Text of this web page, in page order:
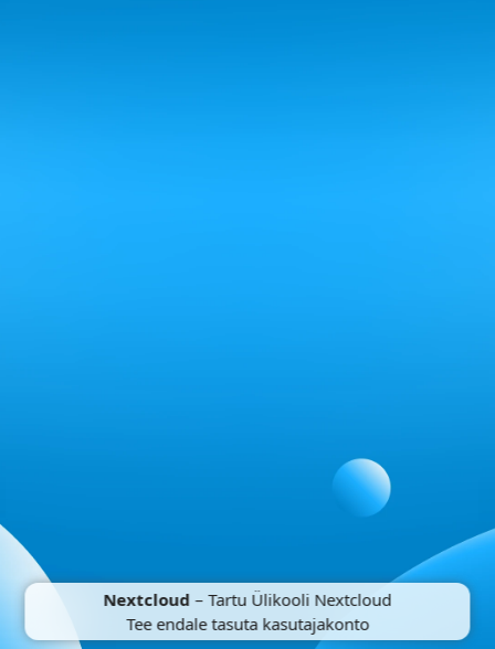
Nextcloud – Tartu Ülikooli Nextcloud
Tee endale tasuta kasutajakonto